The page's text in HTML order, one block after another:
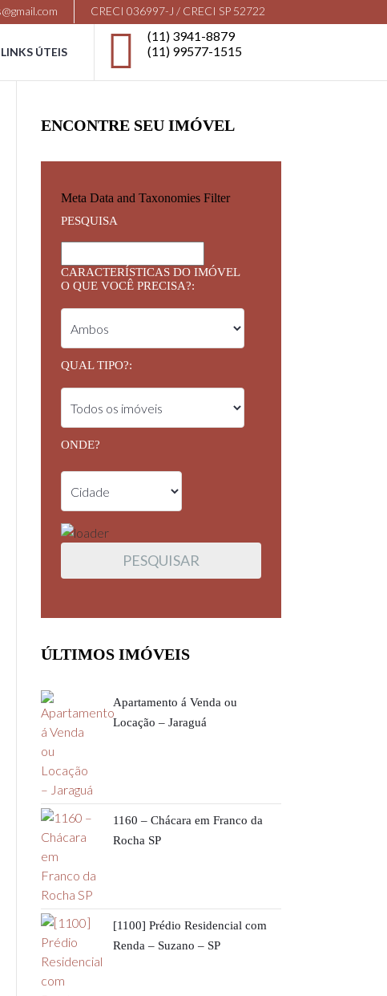
CRECI 036997-J / CRECI SP 52722
(11) 3941-8879
(11) 99577-1515
LINKS ÚTEIS
ENCONTRE SEU IMÓVEL
Meta Data and Taxonomies Filter
PESQUISA
CARACTERÍSTICAS DO IMÓVEL
O QUE VOCÊ PRECISA?:
QUAL TIPO?:
ONDE?
ÚLTIMOS IMÓVEIS
Apartamento á Venda ou
Locação – Jaraguá
1160 – Chácara em Franco da
Rocha SP
[1100] Prédio Residencial com
Renda – Suzano – SP